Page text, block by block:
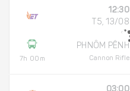
7h 00m
12:30
T5, 13/08
PHNÔM PÊNH
Cannon Rifle